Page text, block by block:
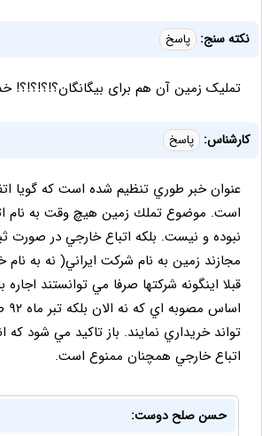
نکته سنج: پاسخ
تملیک زمین آن هم برای بیگانگان؟!؟!؟!؟!
كارشناس: پاسخ
عنوان خبر طوري تنظيم شده است كه گويا
است. موضوع تملك زمين هيچ وقت به نام
نبوده و نيست. بلكه اتباع خارجي در صورت
مجازند زمين به نام شركت ايراني( نه به نام
قبلا اينگونه شركتها صرفا مي توانستند
تواند خريداري نمايند. باز تاكيد مي شود كه
اتباع خارجي همچنان ممنوع است.
حسن صلح دوست: